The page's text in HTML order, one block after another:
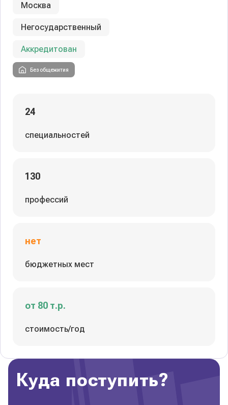
Москва
Негосударственный
Аккредитован
Без общежития
24
специальностей
130
профессий
нет
бюджетных мест
от 80 т.р.
стоимость/год
Куда поступить?